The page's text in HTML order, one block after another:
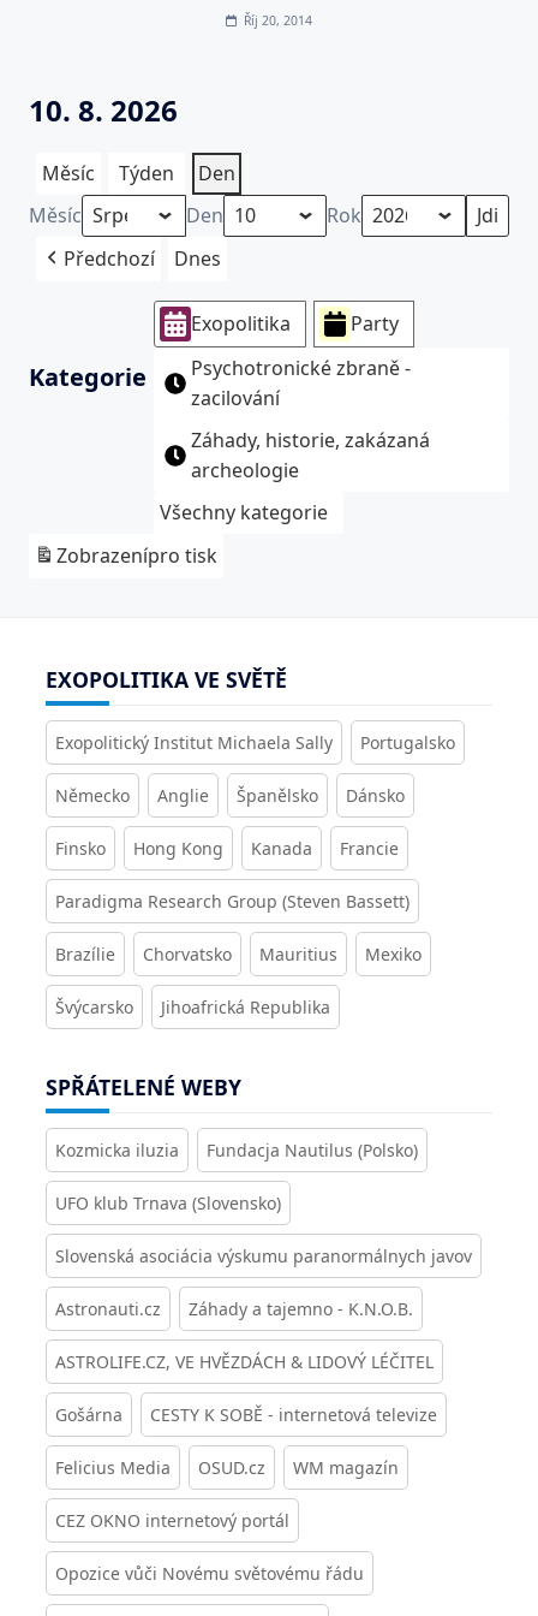
Říj 20, 2014
10. 8. 2026
Měsíc Týden
Den
Měsíc
Den
Rok
Předchozí
Dnes
Kategorie
Exopolitika
Party
Psychotronické zbraně -
zacilování
Záhady, historie, zakázaná
archeologie
Všechny kategorie
Zobrazenípro tisk
EXOPOLITIKA VE SVĚTĚ
Exopolitický Institut Michaela Sally Portugalsko
Německo Anglie Španělsko Dánsko
Finsko Hong Kong Kanada Francie
Paradigma Research Group (Steven Bassett)
Brazílie Chorvatsko Mauritius Mexiko
Švýcarsko Jihoafrická Republika
SPŘÁTELENÉ WEBY
Kozmicka iluzia Fundacja Nautilus (Polsko)
UFO klub Trnava (Slovensko)
Slovenská asociácia výskumu paranormálnych javov
Astronauti.cz Záhady a tajemno - K.N.O.B.
ASTROLIFE.CZ, VE HVĚZDÁCH & LIDOVÝ LÉČITEL
Gošárna CESTY K SOBĚ - internetová televize
Felicius Media OSUD.cz WM magazín
CEZ OKNO internetový portál
Opozice vůči Novému světovému řádu